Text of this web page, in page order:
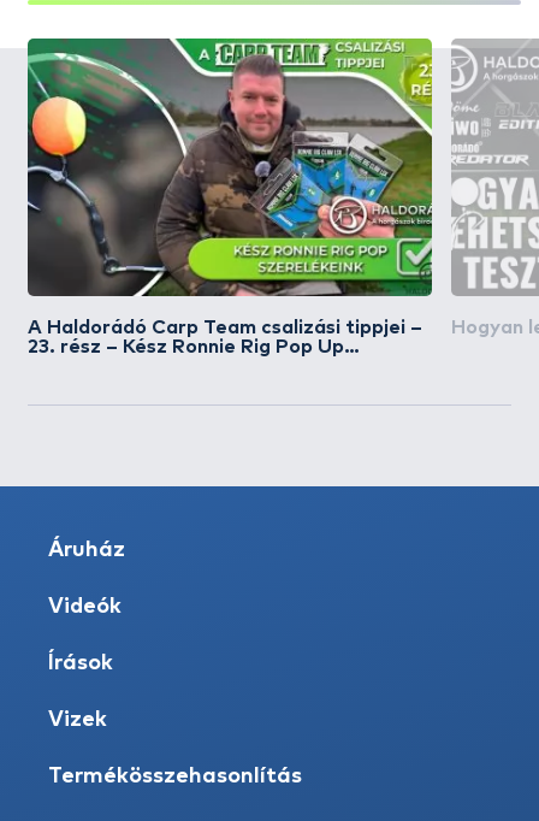
A Haldorádó Carp Team csalizási tippjei –
23. rész – Kész Ronnie Rig Pop Up
Hogyan
Áruház
Videók
Írások
Vizek
Termékösszehasonlítás